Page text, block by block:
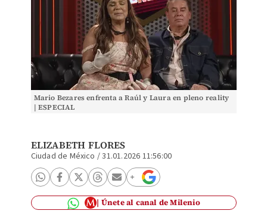
Mario Bezares enfrenta a Raúl y Laura en pleno reality
| ESPECIAL
ELIZABETH FLORES
Ciudad de México /31.01.2026 11:56:00
Únete al canal de Milenio